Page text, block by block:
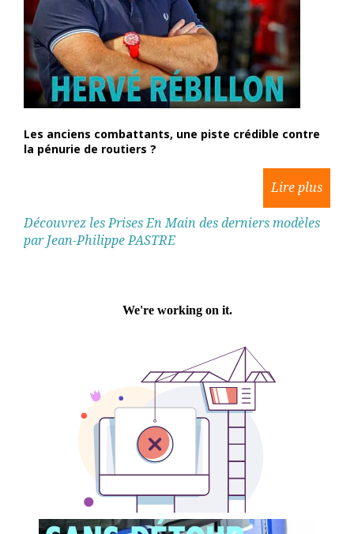
Les anciens combattants, une piste crédible contre
la pénurie de routiers ?
Découvrez les Prises En Main des derniers modèles
par Jean-Philippe PASTRE